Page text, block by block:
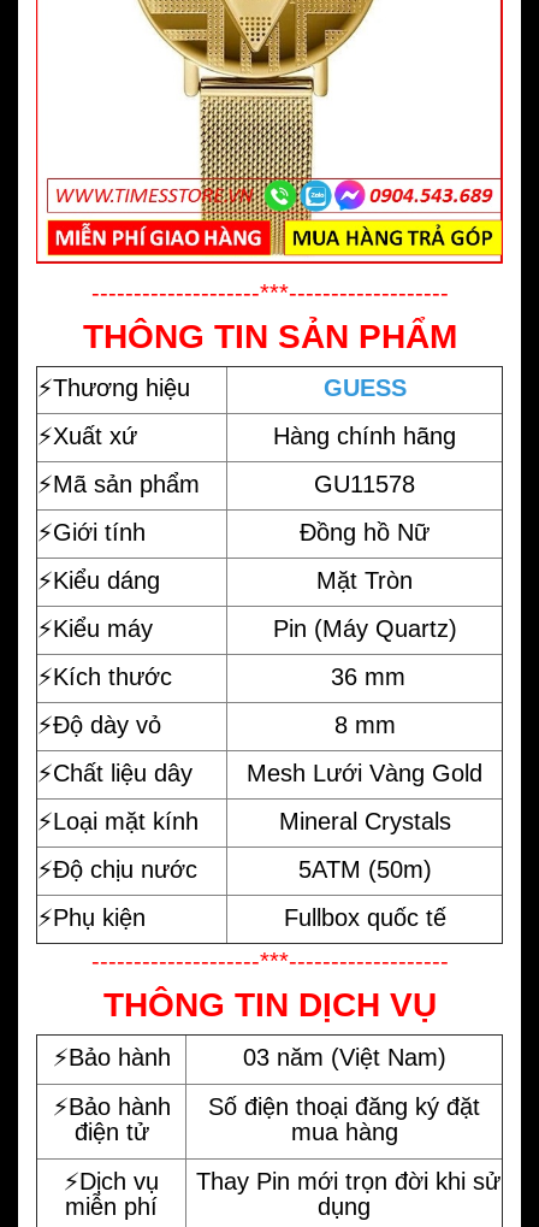
--------------------***-------------------
THÔNG TIN SẢN PHẨM
⚡️Thương hiệu
GUESS
⚡️Xuất xứ
Hàng chính hãng
⚡️Mã sản phẩm
GU11578
⚡️Giới tính
Đồng hồ Nữ
⚡️Kiểu dáng
Mặt Tròn
⚡️Kiểu máy
Pin (Máy Quartz)
⚡️Kích thước
36 mm
⚡️Độ dày vỏ
8 mm
⚡️Chất liệu dây
Mesh Lưới Vàng Gold
⚡️Loại mặt kính
Mineral Crystals
⚡️Độ chịu nước
5ATM (50m)
⚡️Phụ kiện
Fullbox quốc tế
--------------------***-------------------
THÔNG TIN DỊCH VỤ
⚡️Bảo hành
03 năm (Việt Nam)
⚡️Bảo hành
điện tử
Số điện thoại đăng ký đặt
mua hàng
⚡️Dịch vụ
miễn phí
Thay Pin mới trọn đời khi sử
dụng